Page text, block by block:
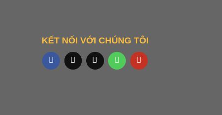
KẾT NỐI VỚI CHÚNG TÔI